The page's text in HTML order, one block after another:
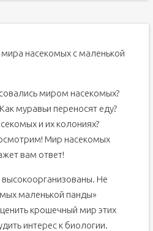
насекомых с маленькой
миром насекомых?
муравьи переносят еду?
и их колониях?
Мир насекомых
вам ответ!
Не
маленькой панды»
крошечный мир этих
интерес к биологии.